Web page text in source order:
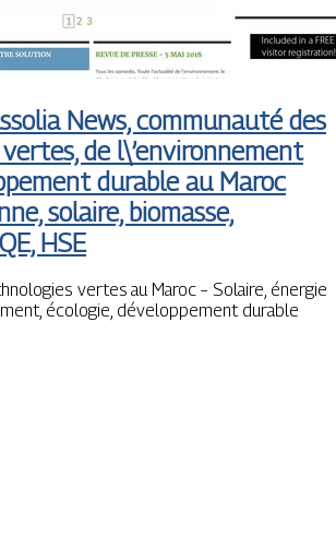
News, communauté des
de l\’en­viron­ne­ment
durable au Maroc
solaire, biomasse,
HSE
vertes au Maroc – Solaire, énergie
écologie, développement durable